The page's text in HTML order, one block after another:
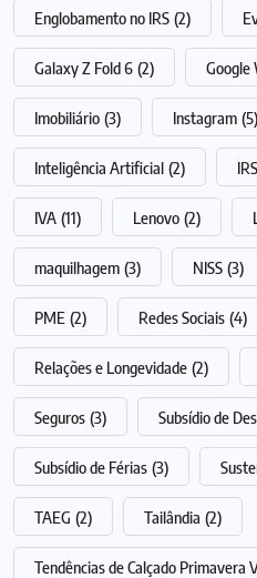
Englobamento no IRS (2)
Galaxy Z Fold 6 (2) Google
Imobiliário (3) Instagram (5)
Inteligência Artificial (2) IRS
IVA (11) Lenovo (2)
maquilhagem (3) NISS (3)
PME (2) Redes Sociais (4)
Relações e Longevidade (2)
Seguros (3) Subsídio de
Subsídio de Férias (3)
TAEG (2) Tailândia (2)
Tendências de Calçado Primavera